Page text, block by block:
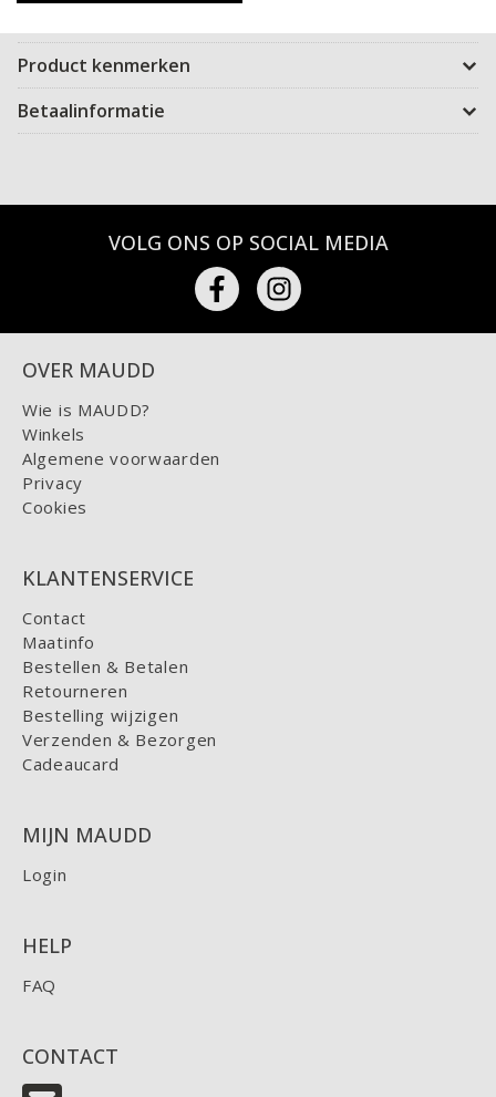
Product kenmerken
Betaalinformatie
VOLG ONS OP SOCIAL MEDIA
OVER MAUDD
Wie is MAUDD?
Winkels
Algemene voorwaarden
Privacy
Cookies
KLANTENSERVICE
Contact
Maatinfo
Bestellen & Betalen
Retourneren
Bestelling wijzigen
Verzenden & Bezorgen
Cadeaucard
MIJN MAUDD
Login
HELP
FAQ
CONTACT